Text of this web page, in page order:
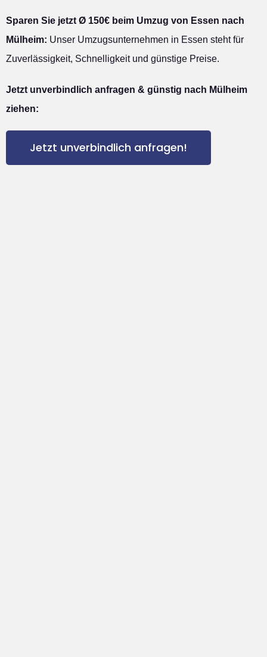
Sparen Sie jetzt Ø 150€ beim Umzug von Essen nach
Mülheim: Unser Umzugsunternehmen in Essen steht für
Zuverlässigkeit, Schnelligkeit und günstige Preise.
Jetzt unverbindlich anfragen & günstig nach Mülheim
ziehen:
Jetzt unverbindlich anfragen!